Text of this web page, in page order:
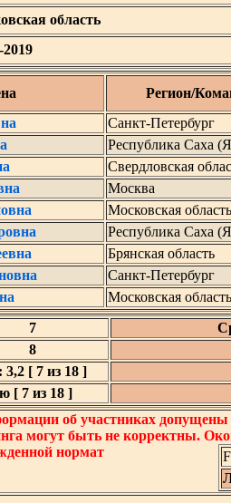
область
2019
Регион/
Санкт-Петербург
Республика Саха
Свердловская
Москва
Московская область
Республика Саха
Брянская область
Санкт-Петербург
Московская область
7
8
[ 7 из 18 ]
[ 7 из 18 ]
об участниках
могут быть не корректны.
нормат